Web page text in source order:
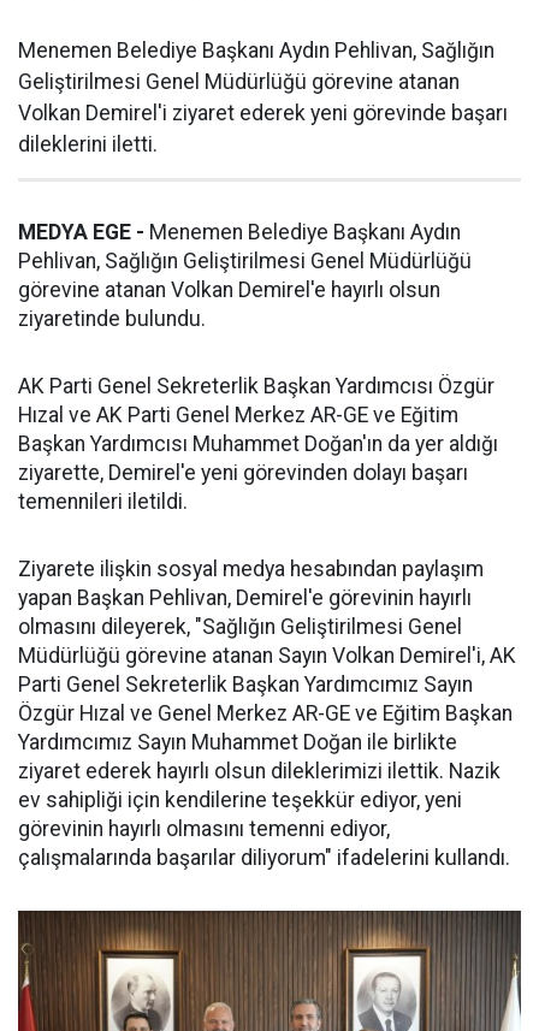
Menemen Belediye Başkanı Aydın Pehlivan, Sağlığın
Geliştirilmesi Genel Müdürlüğü görevine atanan
Volkan Demirel'i ziyaret ederek yeni görevinde başarı
dileklerini iletti.
MEDYA EGE - Menemen Belediye Başkanı Aydın
Pehlivan, Sağlığın Geliştirilmesi Genel Müdürlüğü
görevine atanan Volkan Demirel'e hayırlı olsun
ziyaretinde bulundu.
AK Parti Genel Sekreterlik Başkan Yardımcısı Özgür
Hızal ve AK Parti Genel Merkez AR-GE ve Eğitim
Başkan Yardımcısı Muhammet Doğan'ın da yer aldığı
ziyarette, Demirel'e yeni görevinden dolayı başarı
temennileri iletildi.
Ziyarete ilişkin sosyal medya hesabından paylaşım
yapan Başkan Pehlivan, Demirel'e görevinin hayırlı
olmasını dileyerek, "Sağlığın Geliştirilmesi Genel
Müdürlüğü görevine atanan Sayın Volkan Demirel'i, AK
Parti Genel Sekreterlik Başkan Yardımcımız Sayın
Özgür Hızal ve Genel Merkez AR-GE ve Eğitim Başkan
Yardımcımız Sayın Muhammet Doğan ile birlikte
ziyaret ederek hayırlı olsun dileklerimizi ilettik. Nazik
ev sahipliği için kendilerine teşekkür ediyor, yeni
görevinin hayırlı olmasını temenni ediyor,
çalışmalarında başarılar diliyorum" ifadelerini kullandı.